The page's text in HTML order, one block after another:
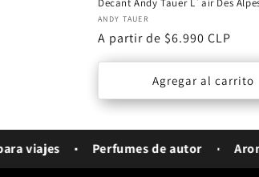
:
Decant Andy Tauer L´air Des
Proveedor:
ANDY TAUER
Precio
habitual
A partir de $6.990 CLP
Agregar al carrito
viajes Perfumes de autor